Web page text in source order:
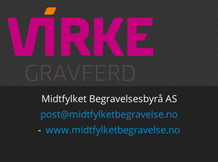
Midtfylket Begravelsesbyrå AS
post@midtfylketbegravelse.no
- www.midtfylketbegravelse.no